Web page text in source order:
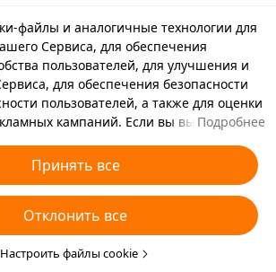
файлы и аналогичные технологии для
Сервиса, для обеспечения
пользователей, для улучшения и
для обеспечения безопасности
пользователей, а также для оценки
кампаний. Если вы выбираете
будем хранить куки-файлы и
технологии на вашем
целях. Вы также можете выбрать
отклонить все необязательные
какие типы куки-файлов
или отклонить. Для этого нажмите
Подробнее
Принять все
Отклонить все
Настроить файлы cookie